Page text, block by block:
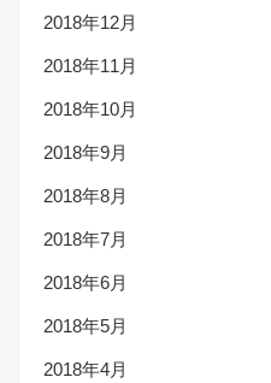
2018年12月
2018年11月
2018年10月
2018年9月
2018年8月
2018年7月
2018年6月
2018年5月
2018年4月